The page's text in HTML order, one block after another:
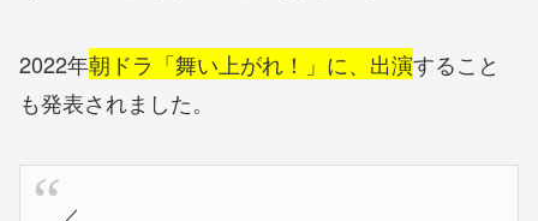
2022年朝ドラ「舞い上がれ！」に、 出演すること
も発表されました。